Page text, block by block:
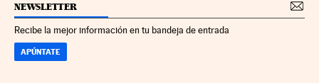
NEWSLETTER
Recibe la mejor información en tu bandeja de entrada
APÚNTATE